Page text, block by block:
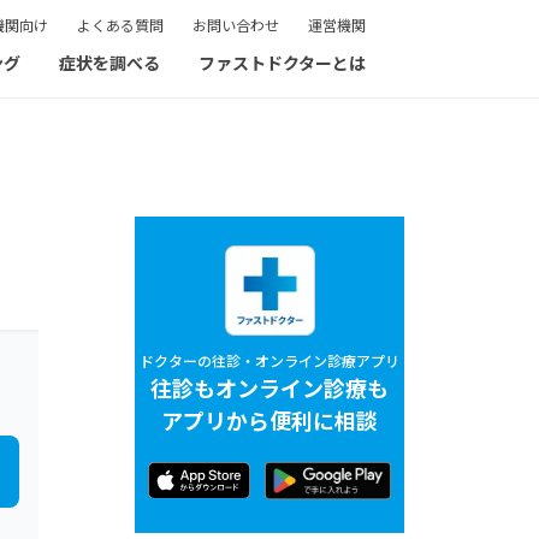
関向け よくある質問 お問い合わせ 運営機関
症状を調べる ファストドクターとは
ドクターの往診・オンライン診療アプリ
往診もオンライン診療も
アプリから便利に相談